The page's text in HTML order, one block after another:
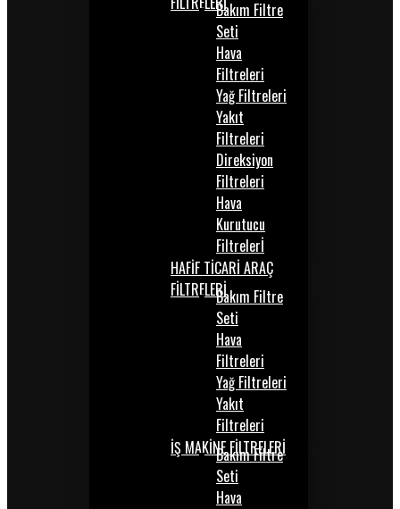
Bakım Filtre
Seti
Hava
Filtreleri
Yağ Filtreleri
Yakıt
Filtreleri
Direksiyon
Filtreleri
Hava
Kurutucu
Filtrelerİ
HAFİF TİCARİ ARAÇ
FİLTRELERİBakım Filtre
Seti
Hava
Filtreleri
Yağ Filtreleri
Yakıt
Filtreleri
İŞ MAKİNE FİLTRELERİ
Bakım Filtre
Seti
Hava